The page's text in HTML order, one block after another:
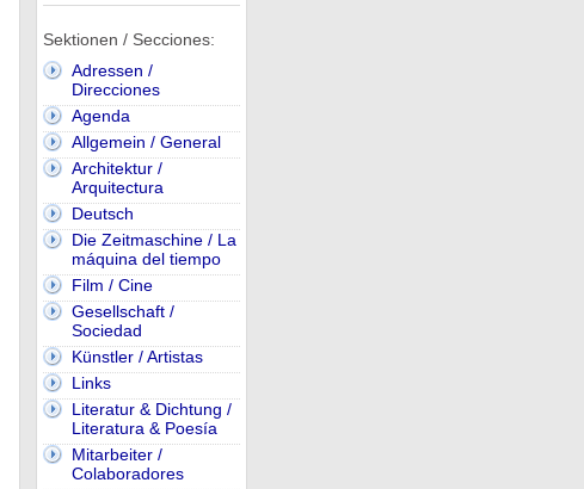
Sektionen / Secciones:
Adressen /
Direcciones
Agenda
Allgemein / General
Architektur /
Arquitectura
Deutsch
Die Zeitmaschine / La
máquina del tiempo
Film / Cine
Gesellschaft /
Sociedad
Künstler / Artistas
Links
Literatur & Dichtung /
Literatura & Poesía
Mitarbeiter /
Colaboradores